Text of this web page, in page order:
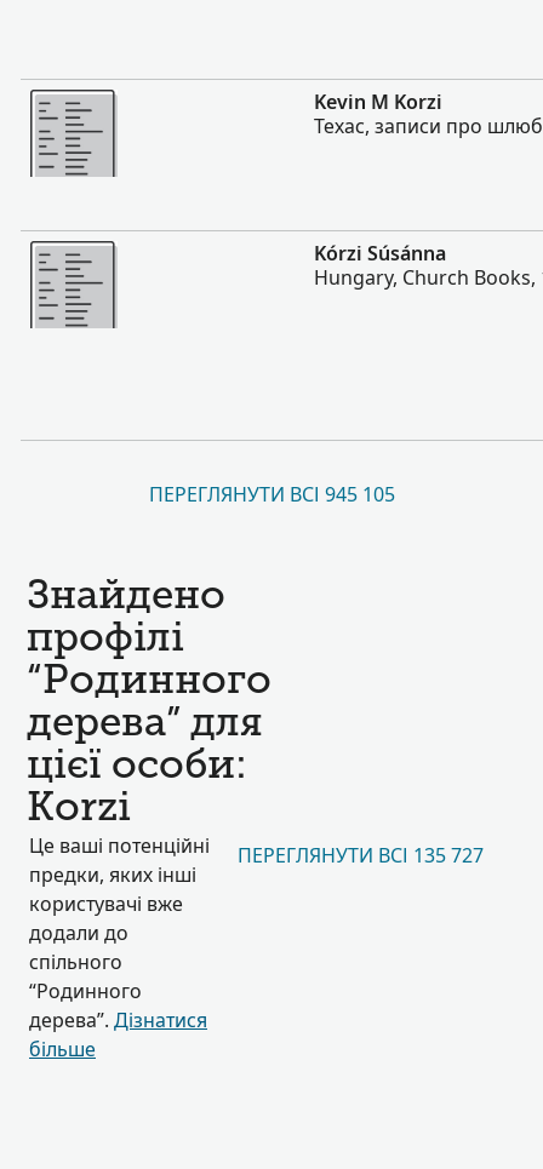
Більше
Kevin M Korzi
Техас, записи про
Більше
Kórzi Súsánna
Hungary, Church Books,
ПЕРЕГЛЯНУТИ ВСІ 945 105
Знайдено
профілі
“Родинного
дерева” для
цієї особи:
Korzi
Це ваші потенційні
предки, яких інші
користувачі вже
додали до
спільного
“Родинного
дерева”. Дізнатися
більше
ПЕРЕГЛЯНУТИ ВСІ 135 727